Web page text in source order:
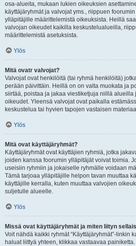
osa-alueita, mukaan lukien oikeuksien
käyttäjäryhmät ja valvojat yms., riippuen
ylläpitäjille määrittelemistä oikeuksista. Heillä
valvojan oikeudet kaikilla keskustelualueilla,
määrittelemistä asetuksista.
Ylös
Mitä ovatr valvojat?
Valvojat ovat henkilöitä (tai ryhmä henkilöitä)
perään päivittäin. Heillä on on valta muokata ja
siirtää, poistaa ja jakaa viestiketjuja niillä alueilla
oikeudet. Yleensä valvojat ovat paikalla
keskustelua tai hyvien tapojen vastaisen
Ylös
Mitä ovat käyttäjäryhmät?
Käyttäjäryhmät ovat käyttäjien ryhmiä, jotka
joiden kanssa foorumin ylläpitäjät voivat toimia.
useisiin ryhmiin ja jokaiselle ryhmälle voidaan
Tämä tarjoaa ylläpitäjille helpon tavan muuttaa
käyttäjille kerralla, kuten muuttaa valvojien
suljetulle alueelle.
Ylös
Missä ovat käyttäjäryhmät ja miten liityn
Voit nähdä kaikki ryhmät “Käyttäjäryhmät”-linkin
haluat liittyä yhteen, klikkaa vastaavaa